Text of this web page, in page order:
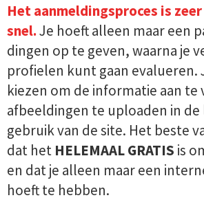
Het aanmeldingsproces is
snel.Je hoeft alleen maar een
dingen op te geven, waarna je
profielen kunt gaan
kiezen om de informatie aan
afbeeldingen te uploaden in
gebruik van de site. Het beste
dat het HELEMAAL GRATIS is
en dat je alleen maar een
hoeft te hebben.